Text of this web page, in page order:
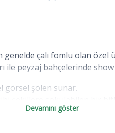
genelde çalı fomlu olan
ile peyzaj bahçelerinde
görsel şölen sunar.
Devamını göster